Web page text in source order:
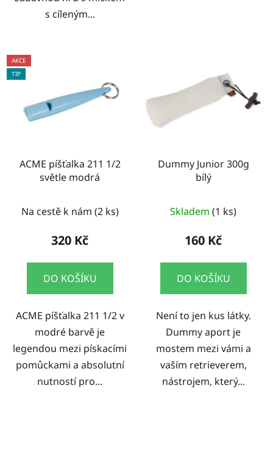
s cíleným...
AKCE
TIP
ACME píšťalka 211 1/2
světle modrá
Na cestě k nám (2 ks)
320 Kč
DO KOŠÍKU
ACME píšťalka 211 1/2 v
modré barvě je
legendou mezi pískacími
pomůckami a absolutní
nutností pro...
Dummy Junior 300g
bílý
Skladem (1 ks)
160 Kč
DO KOŠÍKU
Není to jen kus látky.
Dummy aport je
mostem mezi vámi a
vaším retrieverem,
nástrojem, který...